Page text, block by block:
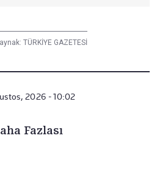
TÜRKİYE GAZETESİ
2026 - 10:02
Fazlası